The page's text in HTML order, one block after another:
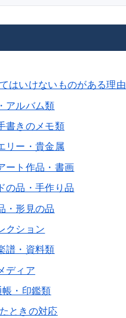
はいけないものがある理由
ルバム類
きのメモ類
ー・貴金属
ト作品・書画
品・手作り品
形見の品
ション
・資料類
ディア
・印鑑類
ときの対応